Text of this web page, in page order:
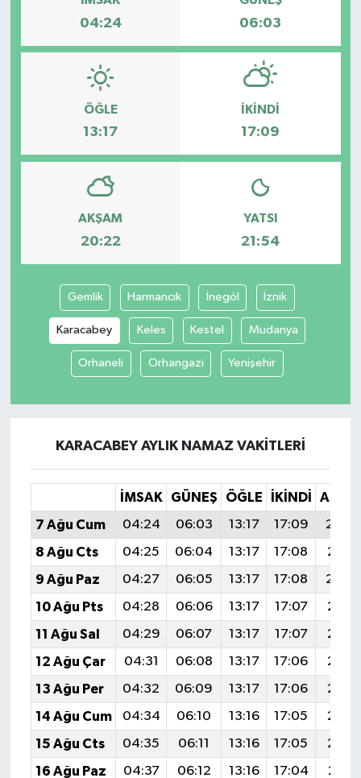
04:24 06:03
ÖĞLE
13:17
İKINDI
17:09
AKŞAM
20:22
YATSI
21:54
Gemlik Harmancık İnegöl İznik
Karacabey Keles Kestel Mudanya
Orhaneli Orhangazi Yenişehir
KARACABEY AYLIK NAMAZ VAKITLERI
İMSAK GÜNEŞ ÖĞLE İKINDI
7 Ağu Cum
04:24 06:03 13:17 17:09
8 Ağu Cts
04:25 06:04 13:17 17:08
20:21
9 Ağu Paz
04:27 06:05 13:17 17:08
10 Ağu Pts
04:28 06:06 13:17 17:07
20:18
11 Ağu Sal
04:29 06:07 13:17 17:07
20:17
12 Ağu Çar
04:31 06:08 13:17 17:06
20:16
13 Ağu Per
04:32 06:09 13:17 17:06
20:15
14 Ağu Cum
04:34 06:10 13:16 17:05
20:13
15 Ağu Cts
04:35 06:11 13:16 17:05
20:12
16 Ağu Paz
04:37 06:12 13:16 17:04
20:11